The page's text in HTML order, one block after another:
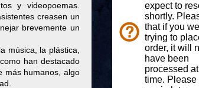
y videopoemas.
creasen un
brevemente un
música, la plástica,
han destacado
más humanos, algo